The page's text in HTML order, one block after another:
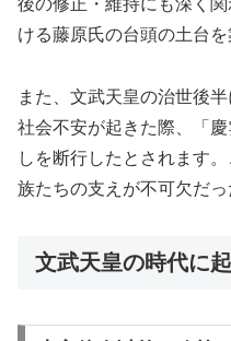
後の修正・維持にも深く
ける藤原氏の台頭の土台
また、文武天皇の治世後
社会不安が起きた際、「
しを断行したとされます
族たちの支えが不可欠だっ
文武天皇の時代に